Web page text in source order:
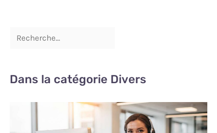
Dans la catégorie Divers